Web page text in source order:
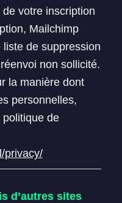
votre inscription
Mailchimp
liste de suppression
non sollicité.
la manière dont
personnelles,
de
privacy/
d’autres sites